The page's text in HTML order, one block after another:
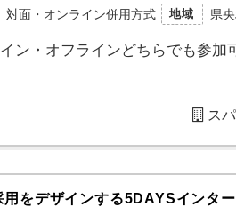
対面・オンライン併用方式 地域 県
ン・オフラインどちらでも参加
ス
をデザインする5DAYSインタ